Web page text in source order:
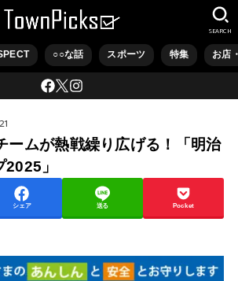
○○な話 スポーツ 特集 お店
SEARCH
ームが熱戦繰り広げる！「明治
」
シェア 送る Pocket